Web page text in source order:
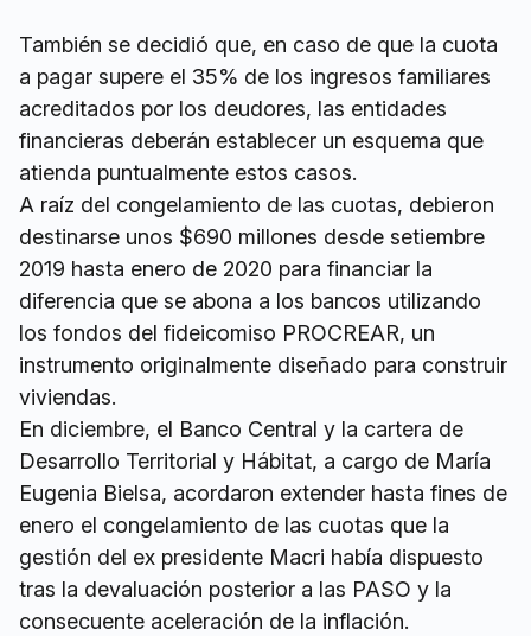
También se decidió que, en caso de que la cuota
a pagar supere el 35% de los ingresos familiares
acreditados por los deudores, las entidades
financieras deberán establecer un esquema que
atienda puntualmente estos casos.
A raíz del congelamiento de las cuotas, debieron
destinarse unos $690 millones desde setiembre
2019 hasta enero de 2020 para financiar la
diferencia que se abona a los bancos utilizando
los fondos del fideicomiso PROCREAR, un
instrumento originalmente diseñado para construir
viviendas.
En diciembre, el Banco Central y la cartera de
Desarrollo Territorial y Hábitat, a cargo de María
Eugenia Bielsa, acordaron extender hasta fines de
enero el congelamiento de las cuotas que la
gestión del ex presidente Macri había dispuesto
tras la devaluación posterior a las PASO y la
consecuente aceleración de la inflación.